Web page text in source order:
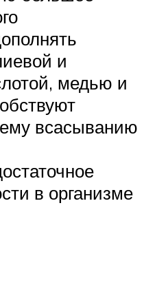
и
медью и
всасыванию
в организме